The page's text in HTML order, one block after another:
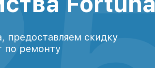
предоставляем скидку
по ремонту